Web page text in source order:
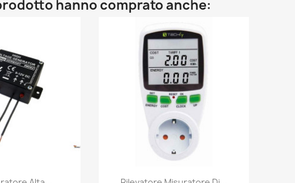
hanno comprato anche:
Anteprima